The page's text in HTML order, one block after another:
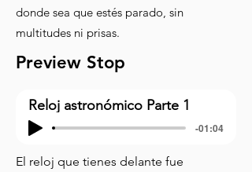
donde sea que estés parado, sin
multitudes ni prisas.
Preview Stop
Reloj astronómico Parte 1
-01:04
El reloj que tienes delante fue